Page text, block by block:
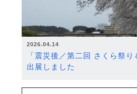
2026.04.14
「震災後／第二回 さくら祭り
出展しました